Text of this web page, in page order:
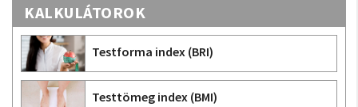
KALKULÁTOROK
Testforma index (BRI)
Testtömeg index (BMI)